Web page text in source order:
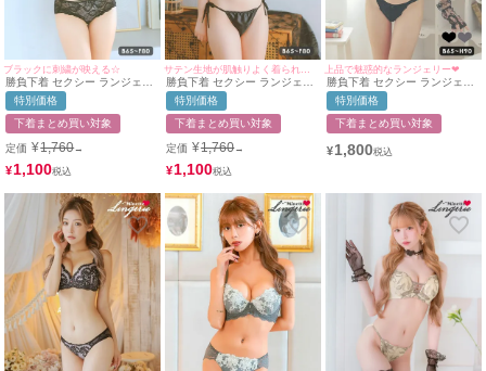
ブラックに刺繍が映える☆
勝負下着 セクシー ランジェリ
ー ヌーディーフラワーレース
コードデザインカップブラジャ
ー＆ショーツ2点セット
特別価格
下着まとめ買い対象
定価 ¥1,760→
¥1,100
勝負下着 セクシー ランジェリ
ーハートジップサテンカップブ
ラジャー＆ショーツ2点セット
特別価格
下着まとめ買い対象
定価 ¥1,760→
¥1,100
上品で魅惑的なランジェリー❤︎
勝負下着 セクシー ランジェリ
ー ガーリーシンプルフラワー
レースブラジャー＆ショーツ2
点セット
特別価格
下着まとめ買い対象
¥1,800